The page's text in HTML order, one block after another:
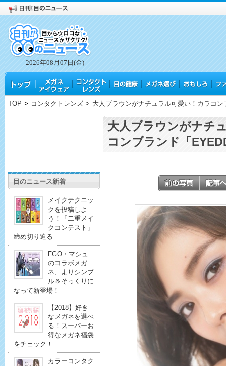
2026年08月07日(金)
TOP > コンタクトレンズ > 大人ブラウンがナチュラル可愛い！カラコ
目のニュース新着
メイクテクニッ
クを投稿しよ
う！「二重メイ
クコンテスト」
締め切り迫る
FGO・マシュ
のコラボメガ
ネ、よりシンプ
ル＆そっくりに
なって新登場！
【2018】好き
なメガネを選べ
る！スーパーお
得なメガネ福袋
をチェック！
カラーコンタク
大人ブラウンがナチ
コンブランド「